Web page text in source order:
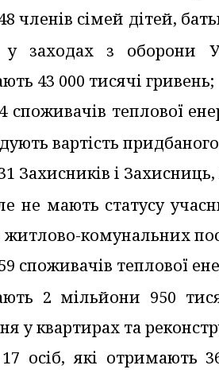
членів сімей дітей,
у заходах з оборони
43 000 тисячі гривень;
4 споживачів теплової
вартість
Захисників і
не мають статусу
комунальних
споживачів теплової
2 мільйони 950
у квартирах та
17 осіб, які отримають